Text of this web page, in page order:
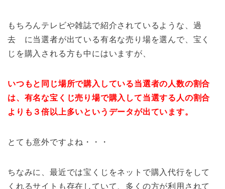
もちろんテレビや雑誌で紹介されているような、過
去 に当選者が出ている有名な売り場を選んで、宝く
じを購入される方も中にはいますが、
いつもと同じ場所で購入している当選者の人数の割合
は、有名な宝くじ売り場で購入して当選する人の割合
よりも３倍以上多いというデータが出ています。
とても意外ですよね・・・
ちなみに、最近では宝くじをネットで購入代行をして
くれるサイトも存在していて、多くの方が利用されて